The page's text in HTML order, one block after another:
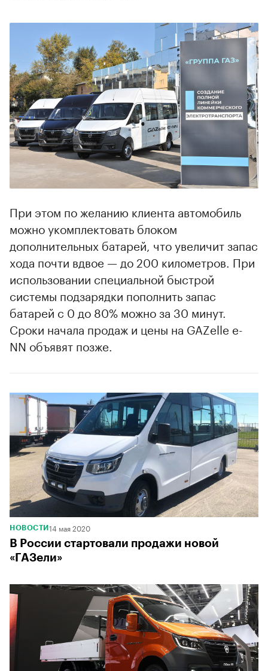
При этом по желанию клиента автомобиль
можно укомплектовать блоком
дополнительных батарей, что увеличит запас
хода почти вдвое — до 200 километров. При
использовании специальной быстрой
системы подзарядки пополнить запас
батарей с 0 до 80% можно за 30 минут.
Сроки начала продаж и цены на GAZelle e-
NN объявят позже.
НОВОСТИ 14 мая 2020
В России стартовали продажи новой
«ГАЗели»